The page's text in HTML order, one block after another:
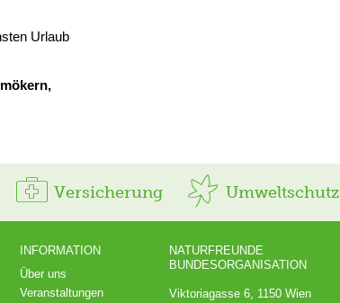
Urlaub
Versicherung Umweltschutz
INFORMATION
Über uns
Veranstaltungen
NATURFREUNDE
BUNDESORGANISATION
Viktoriagasse 6, 1150 Wien